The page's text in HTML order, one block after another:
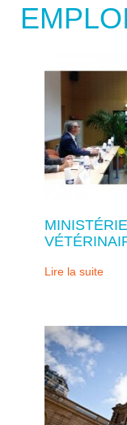
Lire la suite